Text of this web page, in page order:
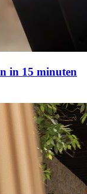
in 15 minuten